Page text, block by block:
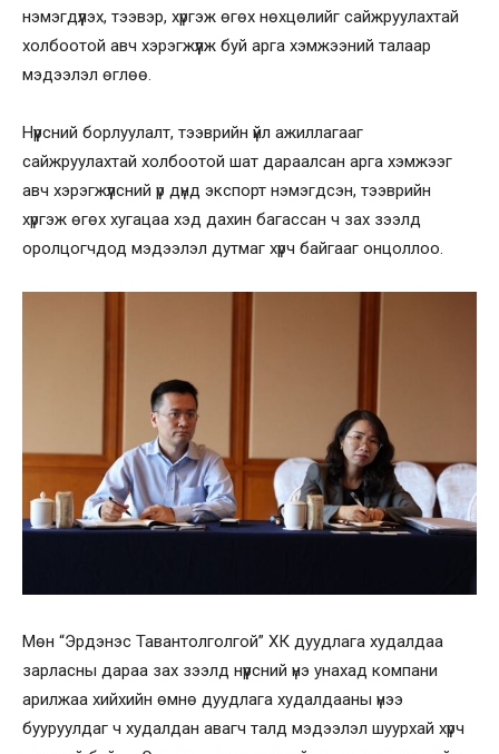
нэмэгдүүлэх, тээвэр, хүргэж өгөх нөхцөлийг сайжруулахтай
холбоотой авч хэрэгжүүлж буй арга хэмжээний талаар
мэдээлэл өглөө.
Нүүрсний борлуулалт, тээврийн үйл ажиллагааг
сайжруулахтай холбоотой шат дараалсан арга хэмжээг
авч хэрэгжүүлсний үр дүнд экспорт нэмэгдсэн, тээврийн
хүргэж өгөх хугацаа хэд дахин багассан ч зах зээлд
оролцогчдод мэдээлэл дутмаг хүрч байгааг онцоллоо.
Мөн “Эрдэнэс Тавантолголгой” ХК дуудлага худалдаа
зарласны дараа зах зээлд нүүрсний үнэ унахад компани
арилжаа хийхийн өмнө дуудлага худалдааны үнээ
бууруулдаг ч худалдан авагч талд мэдээлэл шуурхай хүрч